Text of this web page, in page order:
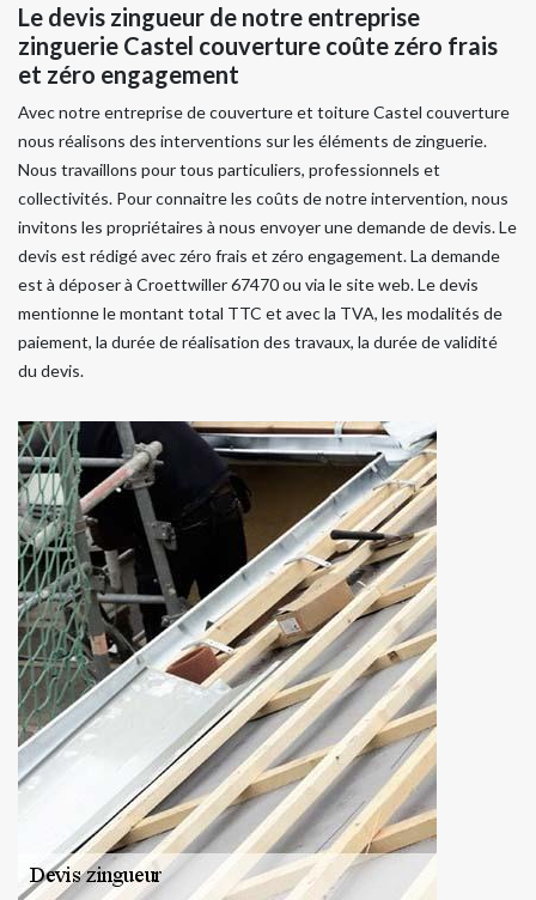
Le devis zingueur de notre entreprise
zinguerie Castel couverture coûte zéro frais
et zéro engagement
Avec notre entreprise de couverture et toiture Castel couverture
nous réalisons des interventions sur les éléments de zinguerie.
Nous travaillons pour tous particuliers, professionnels et
collectivités. Pour connaitre les coûts de notre intervention, nous
invitons les propriétaires à nous envoyer une demande de devis. Le
devis est rédigé avec zéro frais et zéro engagement. La demande
est à déposer à Croettwiller 67470 ou via le site web. Le devis
mentionne le montant total TTC et avec la TVA, les modalités de
paiement, la durée de réalisation des travaux, la durée de validité
du devis.